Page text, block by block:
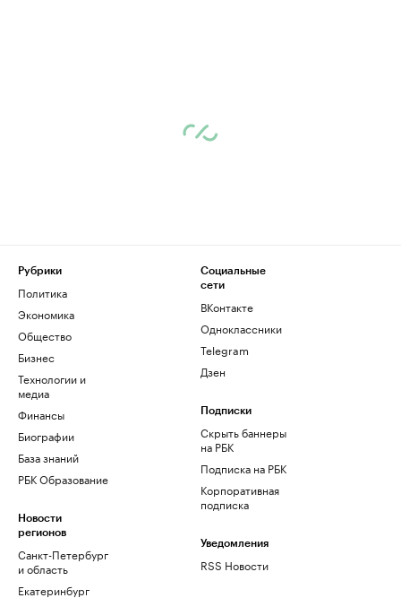
Рубрики
Политика
Экономика
Общество
Бизнес
Технологии и
медиа
Финансы
Биографии
База знаний
РБК Образование
Новости
регионов
Санкт-Петербург
и область
Екатеринбург
Социальные
сети
ВКонтакте
Одноклассники
Telegram
Дзен
Подписки
Скрыть баннеры
на РБК
Подписка на РБК
Корпоративная
подписка
Уведомления
RSS Новости